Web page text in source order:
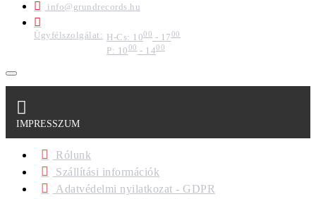
info@grundrecords.hu
Ügyfélszolgálat: H-Cs: 1000 - 1700
P: 1000- 1400
IMPRESSZUM
Rólunk
Szállítási információk
Adatvédelmi nyilatkozat - GDPR